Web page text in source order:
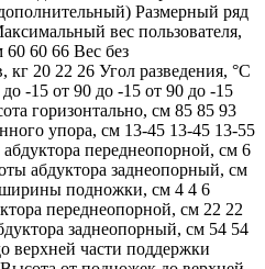
Размерный ряд
вес пользователя,
60 66 Вес без
кг 20 22 26 Угол разведения, °С
-15 от 90 до -15 от 90 до -15
горизонтально, см 85 85 93
упора, см 13-45 13-45 13-55
переднеопорной, см 6
абдуктора заднеопорный, см
подножки, см 4 4 6
переднеопорной, см 22 22
заднеопорный, см 54 54
верхней части поддержки